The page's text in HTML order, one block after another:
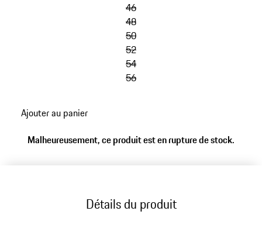
46
48
50
52
54
56
Ajouter au panier
Malheureusement, ce produit est en rupture de stock.
Détails du produit